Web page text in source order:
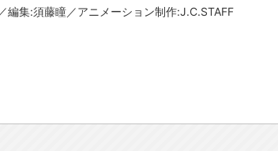
編集:須藤瞳／アニメーション制作:J.C.STAFF